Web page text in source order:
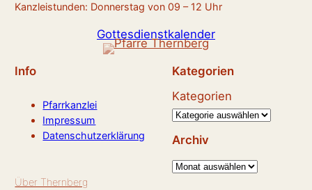
Kanzleistunden: Donnerstag von 09 – 12 Uhr
Gottesdienstkalender
Info
Pfarrkanzlei
Impressum
Datenschutzerklärung
Kategorien
Kategorien
Archiv
A
Über Thernberg